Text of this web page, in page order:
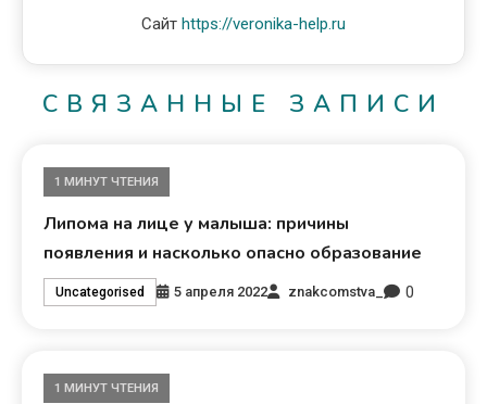
Сайт https://veronika-help.ru
СВЯЗАННЫЕ ЗАПИСИ
1 МИНУТ ЧТЕНИЯ
Липома на лице у малыша: причины
появления и насколько опасно образование
Uncategorised 5 апреля 2022 znakcomstva_ 0
1 МИНУТ ЧТЕНИЯ